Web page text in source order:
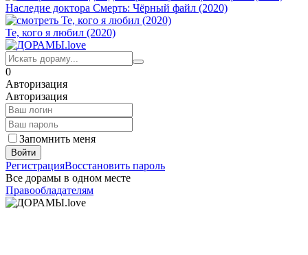
Наследие доктора Смерть: Чёрный файл (2020)
Те, кого я любил (2020)
0
Авторизация
Авторизация
Запомнить меня
Войти
РегистрацияВосстановить пароль
Все дорамы в одном месте
Правообладателям